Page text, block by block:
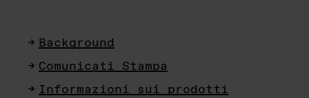
Background
Comunicati Stampa
Informazioni sui prodotti